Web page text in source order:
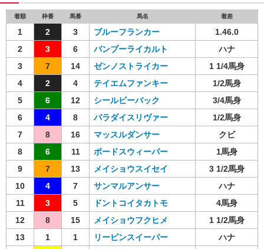
着順 枠番 馬番 馬名 着差
1 2 3 ブルーフランカー
1.46.0
2
3 6 バンブーライカルト
ハナ
3
7 14 ゼンノストライカー
1 1/4馬身
4
2 4 テイエムファンキー
1/2馬身
5
6 12 シールビーバック
3/4馬身
6
4 8 パラダイスリヴァー
1/2馬身
7
8 16 マッスルダンサー
クビ
8
6 11 ボードスウィーパー
1馬身
9
7 13 メイショウスイセイ
3 1/2馬身
10
4 7 サンマルアンサー
ハナ
11
3 5 ドントコイタカトモ
4馬身
12
8 15 メイショウフクヒメ
1 1/2馬身
13
1 1 リーピンスイーパー
ハナ